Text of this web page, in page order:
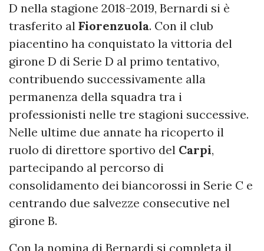
D nella stagione 2018-2019, Bernardi si è
trasferito al Fiorenzuola. Con il club
piacentino ha conquistato la vittoria del
girone D di Serie D al primo tentativo,
contribuendo successivamente alla
permanenza della squadra tra i
professionisti nelle tre stagioni successive.
Nelle ultime due annate ha ricoperto il
ruolo di direttore sportivo del Carpi,
partecipando al percorso di
consolidamento dei biancorossi in Serie C e
centrando due salvezze consecutive nel
girone B.
Con la nomina di Bernardi si completa il